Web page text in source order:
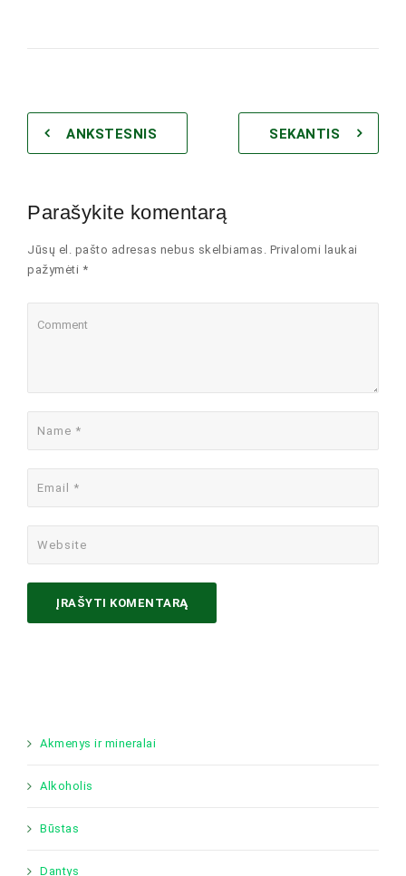
ANKSTESNIS SEKANTIS
Parašykite komentarą
Jūsų el. pašto adresas nebus skelbiamas. Privalomi laukai
pažymėti *
Akmenys ir mineralai
Alkoholis
Būstas
Dantys